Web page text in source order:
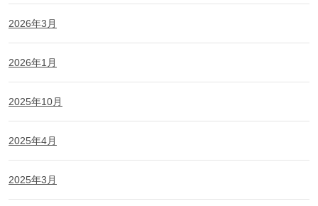
2026年3月
2026年1月
2025年10月
2025年4月
2025年3月